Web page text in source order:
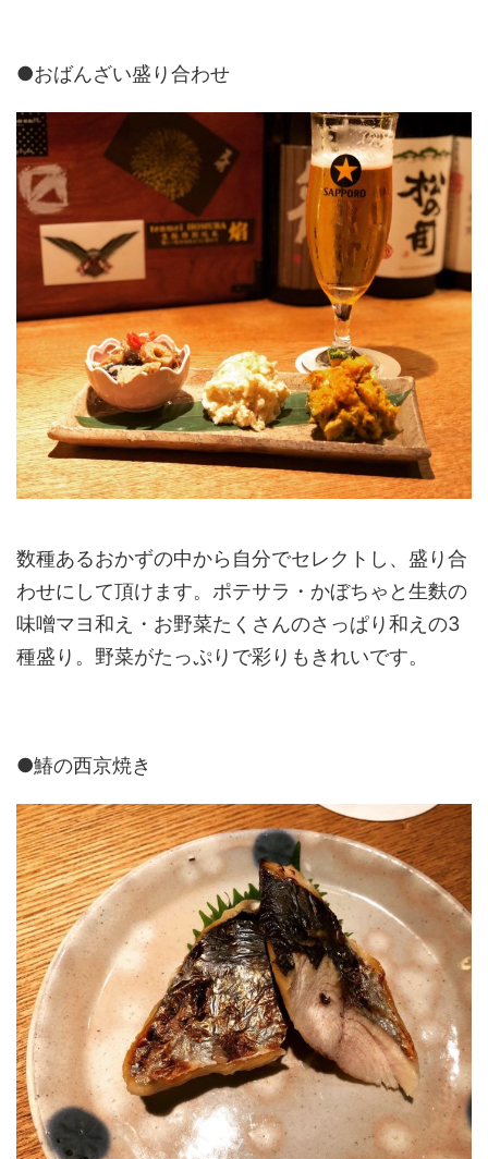
●おばんざい盛り合わせ
数種あるおかずの中から自分でセレクトし、盛り合
わせにして頂けます。ポテサラ・かぼちゃと生麩の
味噌マヨ和え・お野菜たくさんのさっぱり和えの3
種盛り。野菜がたっぷりで彩りもきれいです。
●鰆の西京焼き